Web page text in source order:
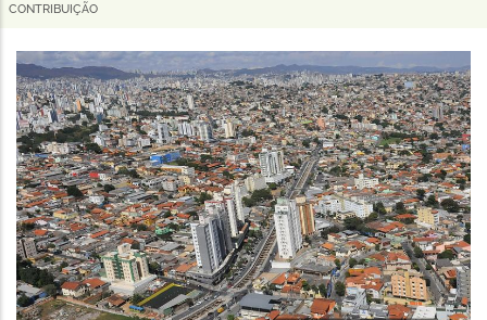
de
navegação
CONTRIBUIÇÃO